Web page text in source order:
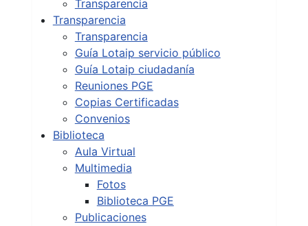
Transparencia
Transparencia
Transparencia
Guía Lotaip servicio público
Guía Lotaip ciudadanía
Reuniones PGE
Copias Certificadas
Convenios
Biblioteca
Aula Virtual
Multimedia
Fotos
Biblioteca PGE
Publicaciones